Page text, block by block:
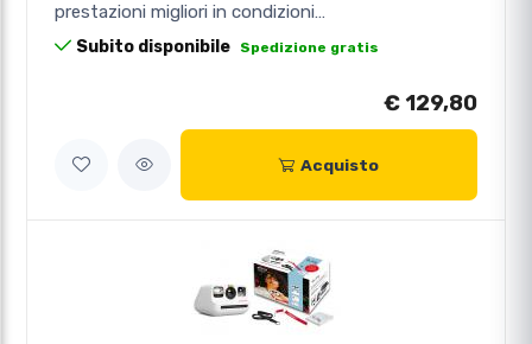
prestazioni migliori in condizioni…
Subito disponibile Spedizione gratis
€ 129,80
Acquisto